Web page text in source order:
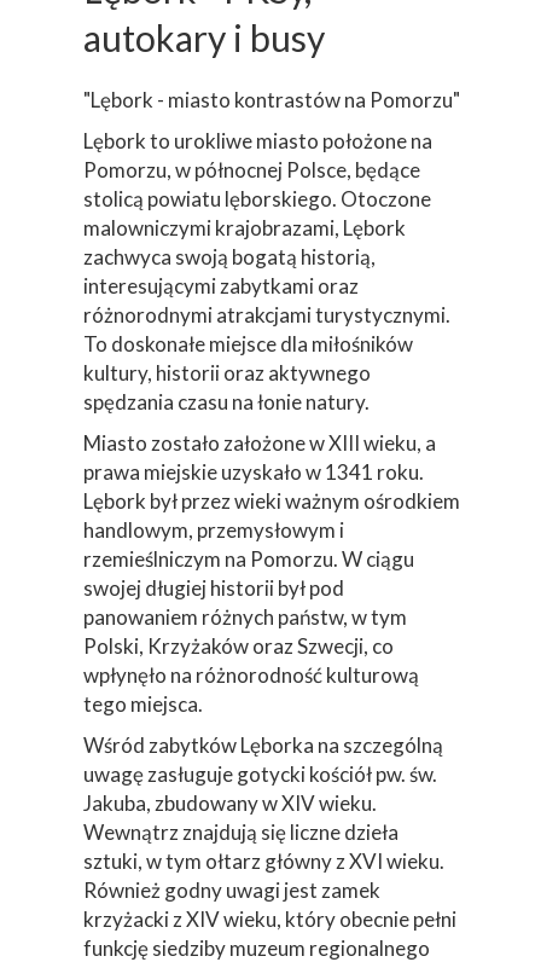
autokary i busy
"Lębork - miasto kontrastów na Pomorzu"
Lębork to urokliwe miasto położone na
Pomorzu, w północnej Polsce, będące
stolicą powiatu lęborskiego. Otoczone
malowniczymi krajobrazami, Lębork
zachwyca swoją bogatą historią,
interesującymi zabytkami oraz
różnorodnymi atrakcjami turystycznymi.
To doskonałe miejsce dla miłośników
kultury, historii oraz aktywnego
spędzania czasu na łonie natury.
Miasto zostało założone w XIII wieku, a
prawa miejskie uzyskało w 1341 roku.
Lębork był przez wieki ważnym ośrodkiem
handlowym, przemysłowym i
rzemieślniczym na Pomorzu. W ciągu
swojej długiej historii był pod
panowaniem różnych państw, w tym
Polski, Krzyżaków oraz Szwecji, co
wpłynęło na różnorodność kulturową
tego miejsca.
Wśród zabytków Lęborka na szczególną
uwagę zasługuje gotycki kościół pw. św.
Jakuba, zbudowany w XIV wieku.
Wewnątrz znajdują się liczne dzieła
sztuki, w tym ołtarz główny z XVI wieku.
Również godny uwagi jest zamek
krzyżacki z XIV wieku, który obecnie pełni
funkcję siedziby muzeum regionalnego